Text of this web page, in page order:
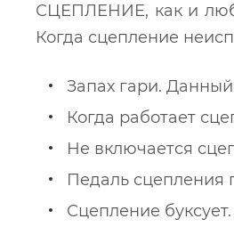
СЦЕПЛЕНИЕ, как и
Когда сцепление
Запах гари.
Когда работает
Не включается
Педаль сцепления
Сцепление буксует.